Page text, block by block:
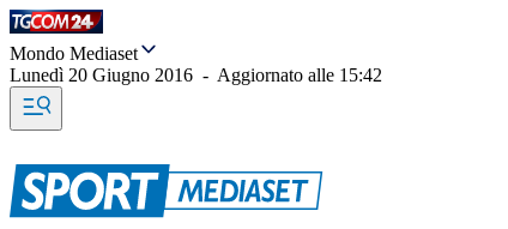
Mondo Mediaset
Lunedì 20 Giugno 2016 - Aggiornato alle 15:42